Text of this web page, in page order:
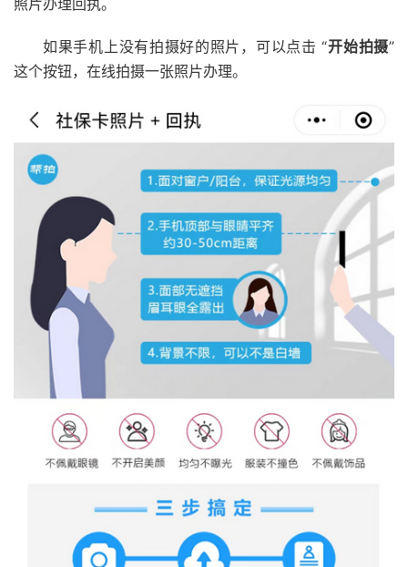
照片办理回执。
如果手机上没有拍摄好的照片，可以点击 “开始拍摄”
这个按钮，在线拍摄一张照片办理。